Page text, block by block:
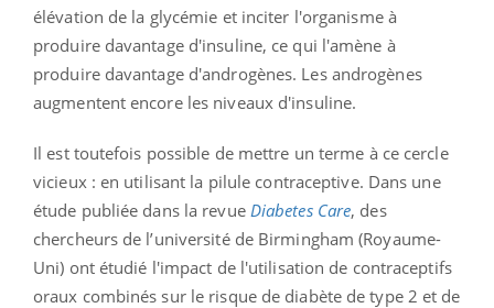
élévation de la glycémie et inciter l'organisme à
produire davantage d'insuline, ce qui l'amène à
produire davantage d'androgènes. Les androgènes
augmentent encore les niveaux d'insuline.
Il est toutefois possible de mettre un terme à ce cercle
vicieux : en utilisant la pilule contraceptive. Dans une
étude publiée dans la revue Diabetes Care, des
chercheurs de l’université de Birmingham (Royaume-
Uni) ont étudié l'impact de l'utilisation de contraceptifs
oraux combinés sur le risque de diabète de type 2 et de